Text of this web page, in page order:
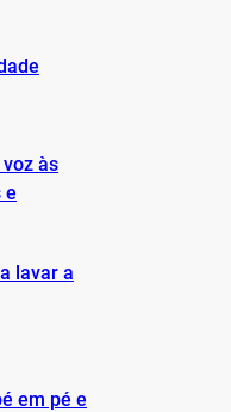
às
e
lavar a
em pé e